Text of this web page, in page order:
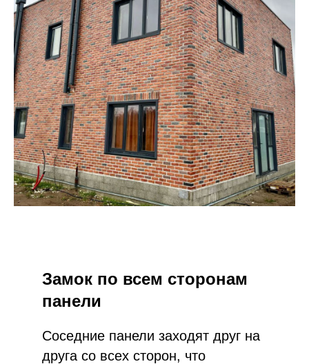
Замок по всем сторонам
панели
Соседние панели заходят друг на
друга со всех сторон, что